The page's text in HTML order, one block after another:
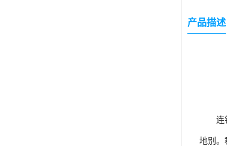
产品描述
连
地别。